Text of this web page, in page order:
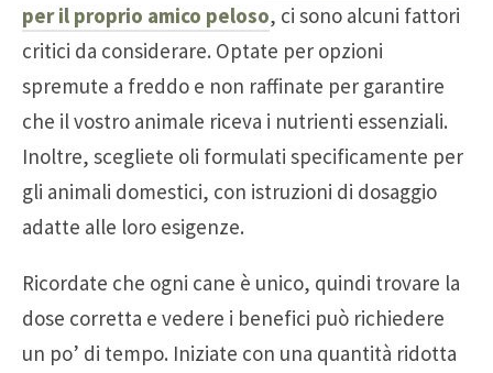
per il proprio amico peloso, ci sono alcuni fattori
critici da considerare. Optate per opzioni
spremute a freddo e non raffinate per garantire
che il vostro animale riceva i nutrienti essenziali.
Inoltre, scegliete oli formulati specificamente per
gli animali domestici, con istruzioni di dosaggio
adatte alle loro esigenze.
Ricordate che ogni cane è unico, quindi trovare la
dose corretta e vedere i benefici può richiedere
un po’ di tempo. Iniziate con una quantità ridotta